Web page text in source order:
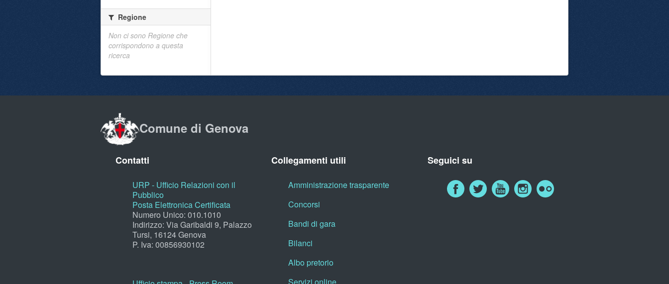
Regione
Non ci sono Regione che
corrispondono a questa
ricerca
Comune di Genova
Contatti
URP - Ufficio Relazioni con il
Pubblico
Posta Elettronica Certificata
Numero Unico: 010.1010
Indirizzo: Via Garibaldi 9, Palazzo
Tursi, 16124 Genova
P. Iva: 00856930102
Collegamenti utili
Amministrazione trasparente
Concorsi
Bandi di gara
Bilanci
Albo pretorio
Servizi online
Seguici su